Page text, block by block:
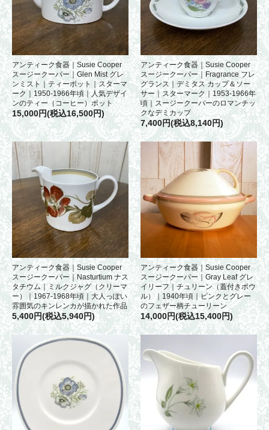
アンティーク食器｜Susie Cooper
スージークーパー｜Glen Mist グレ
ンミスト｜ティーポット｜スターマ
ーク｜1950-1966年頃｜人気デザイ
ンのティー（コーヒー）ポット
15,000円(税込16,500円)
アンティーク食器｜Susie Cooper
スージークーパー｜Fragrance フレ
グランス｜デミタス カップ＆ソー
サー｜スターマーク｜1953-1966年
頃｜スージークーパーのロマンチッ
クなデミカップ
7,400円(税込8,140円)
アンティーク食器｜Susie Cooper
スージークーパー｜Nasturtium ナス
タチウム｜ミルクジャグ（クリーマ
ー）｜1967-1968年頃｜大人っぽい
雰囲気のキンレンカが描かれた作品
5,400円(税込5,940円)
アンティーク食器｜Susie Cooper
スージークーパー｜Gray Leaf グレ
イリーフ｜チュリーン（蓋付きボウ
ル）｜1940年頃｜ピンクとグレー
のフェザー柄チューリーン
14,000円(税込15,400円)